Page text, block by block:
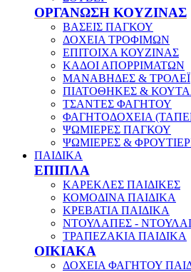
ΟΡΓΑΝΩΣΗ ΚΟΥΖΙΝΑΣ
ΒΑΣΕΙΣ ΠΑΓΚΟΥ
ΔΟΧΕΙΑ ΤΡΟΦΙΜΩΝ
ΕΠΙΤΟΙΧΑ ΚΟΥΖΙΝΑΣ
ΚΑΔΟΙ ΑΠΟΡΡΙΜΑΤΩΝ
ΜΑΝΑΒΗΔΕΣ & ΤΡΟΛΕΪ
ΠΙΑΤΟΘΗΚΕΣ &
ΤΣΑΝΤΕΣ ΦΑΓΗΤΟΥ
ΦΑΓΗΤΟΔΟΧΕΙΑ
ΨΩΜΙΕΡΕΣ ΠΑΓΚΟΥ
ΨΩΜΙΕΡΕΣ &
ΠΑΙΔΙΚΑ
ΕΠΙΠΛΑ
ΚΑΡΕΚΛΕΣ ΠΑΙΔΙΚΕΣ
ΚΟΜΟΔΙΝΑ ΠΑΙΔΙΚΑ
ΚΡΕΒΑΤΙΑ ΠΑΙΔΙΚΑ
ΝΤΟΥΛΑΠΕΣ -
ΤΡΑΠΕΖΑΚΙΑ ΠΑΙΔΙΚΑ
ΟΙΚΙΑΚΑ
ΔΟΧΕΙΑ ΦΑΓΗΤΟΥ